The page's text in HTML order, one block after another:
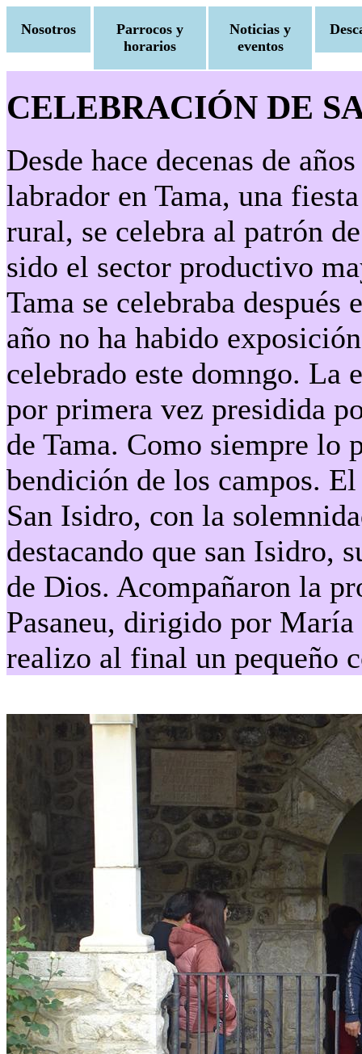
Nosotros
Parrocos y
horarios
Noticias y
eventos
CELEBRACIÓN DE
Desde hace decenas de
labrador en Tama, una
rural, se celebra al patrón
sido el sector productivo
Tama se celebraba
año no ha habido
celebrado este domngo. La
por primera vez presidida
de Tama. Como siempre lo
bendición de los campos.
San Isidro, con la
destacando que san Isidro,
de Dios. Acompañaron la
Pasaneu, dirigido por
realizo al final un pequeño